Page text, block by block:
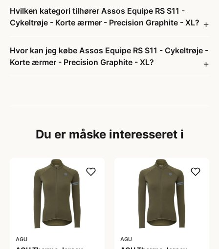
Hvilken kategori tilhører Assos Equipe RS S11 -
Cykeltrøje - Korte ærmer - Precision Graphite - XL?
Hvor kan jeg købe Assos Equipe RS S11 - Cykeltrøje -
Korte ærmer - Precision Graphite - XL?
Du er måske interesseret i
AGU AGU